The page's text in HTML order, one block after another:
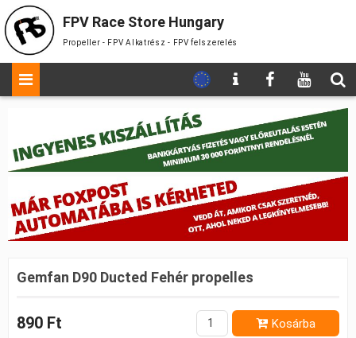
FPV Race Store Hungary
Propeller - FPV Alkatrész - FPV felszerelés
Gemfan D90 Ducted Fehér propelles
890 Ft Kosárba